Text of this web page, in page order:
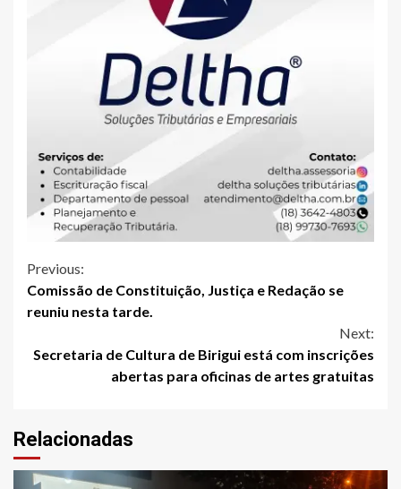
Continue
Reading
Previous:
Comissão de Constituição, Justiça e Redação se
reuniu nesta tarde.
Next:
Secretaria de Cultura de Birigui está com inscrições
abertas para oficinas de artes gratuitas
Relacionadas